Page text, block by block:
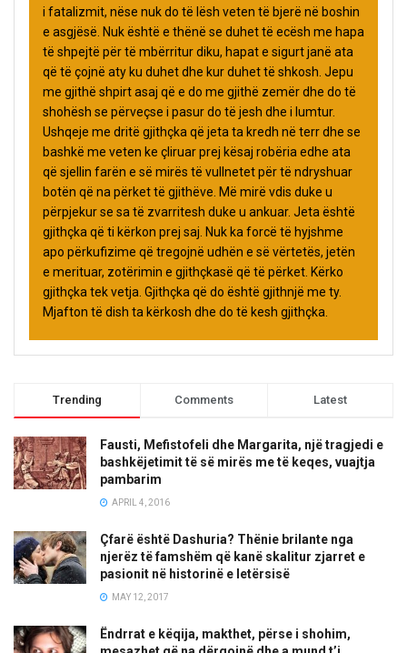
i fatalizmit, nëse nuk do të lësh veten të bjerë në boshin
e asgjësë. Nuk është e thënë se duhet të ecësh me hapa
të shpejtë për të mbërritur diku, hapat e sigurt janë ata
që të çojnë aty ku duhet dhe kur duhet të shkosh. Jepu
me gjithë shpirt asaj që e do me gjithë zemër dhe do të
shohësh se përveçse i pasur do të jesh dhe i lumtur.
Ushqeje me dritë gjithçka që jeta ta kredh në terr dhe se
bashkë me veten ke çliruar prej kësaj robëria edhe ata
që sjellin farën e së mirës të vullnetet për të ndryshuar
botën që na përket të gjithëve. Më mirë vdis duke u
përpjekur se sa të zvarritesh duke u ankuar. Jeta është
gjithçka që ti kërkon prej saj. Nuk ka forcë të hyjshme
apo përkufizime që tregojnë udhën e së vërtetës, jetën
e merituar, zotërimin e gjithçkasë që të përket. Kërko
gjithçka tek vetja. Gjithçka që do është gjithnjë me ty.
Mjafton të dish ta kërkosh dhe do të kesh gjithçka.
Trending Comments Latest
Fausti, Mefistofeli dhe Margarita, një tragjedi e
bashkëjetimit të së mirës me të keqes, vuajtja
pambarim
APRIL 4, 2016
Çfarë është Dashuria? Thënie brilante nga
njerëz të famshëm që kanë skalitur zjarret e
pasionit në historinë e letërsisë
MAY 12, 2017
Ëndrrat e këqija, makthet, përse i shohim,